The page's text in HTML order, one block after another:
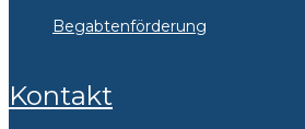
Begabtenförderung
Kontakt